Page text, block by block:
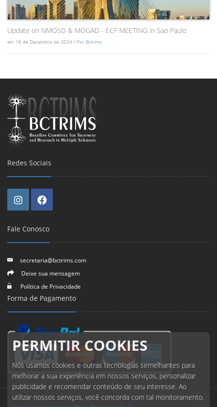
Update on NMOSD & MOGAD - ECF MEETING in Sao Paulo
em 16 de Dezembro de 2024 / Por Bctrims
Redes Sociais
Fale Conosco
secretaria@bctrims.com
Deixe sua mensagem
Política de Privacidade
Forma de Pagamento
PERMITIR COOKIES
Nós usamos cookies e outras tecnologias semelhantes para
melhorar a sua experiência em nossos serviços, personalizar
publicidade e recomendar conteúdo de seu interesse. Ao
utilizar nossos serviços, você concorda com tal monitoramento.